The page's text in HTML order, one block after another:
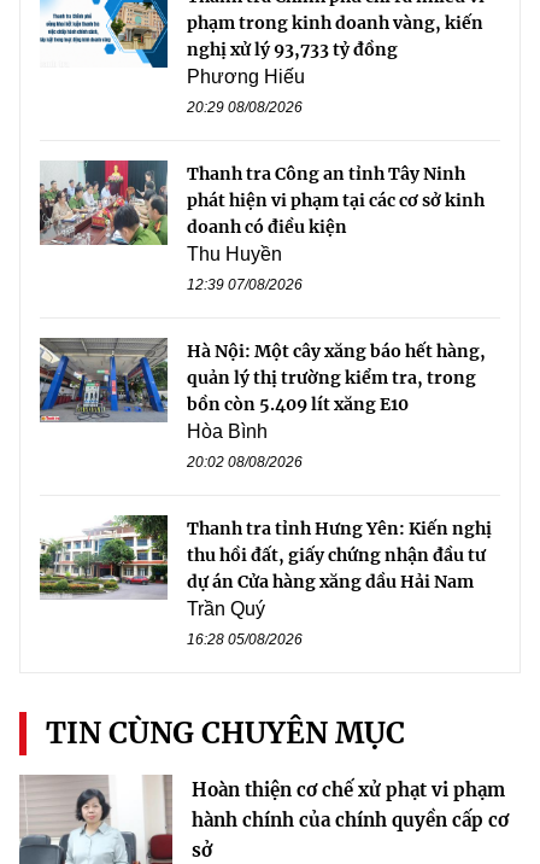
phạm trong kinh doanh vàng, kiến
nghị xử lý 93,733 tỷ đồng
Phương Hiếu
20:29 08/08/2026
Thanh tra Công an tỉnh Tây Ninh
phát hiện vi phạm tại các cơ sở kinh
doanh có điều kiện
Thu Huyền
12:39 07/08/2026
Hà Nội: Một cây xăng báo hết hàng,
quản lý thị trường kiểm tra, trong
bồn còn 5.409 lít xăng E10
Hòa Bình
20:02 08/08/2026
Thanh tra tỉnh Hưng Yên: Kiến nghị
thu hồi đất, giấy chứng nhận đầu tư
dự án Cửa hàng xăng dầu Hải Nam
Trần Quý
16:28 05/08/2026
TIN CÙNG CHUYÊN MỤC
Hoàn thiện cơ chế xử phạt vi phạm
hành chính của chính quyền cấp cơ
sở